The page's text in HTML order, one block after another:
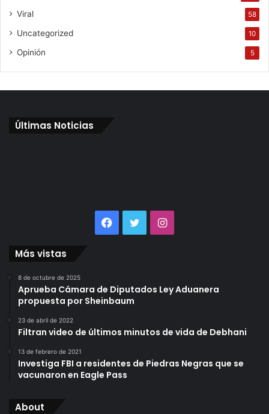
Viral 58
Uncategorized 10
Opinión 5
Últimas Noticias
Facebook
TwitterInstagram
Más vistas
8 de octubre de 2025
Aprueba Cámara de Diputados Ley Aduanera
propuesta por Sheinbaum
23 de abril de 2022
Filtran video de últimos minutos de vida de Debhani
13 de febrero de 2021
Investiga FBI a residentes de Piedras Negras que se
vacunaron en Eagle Pass
About